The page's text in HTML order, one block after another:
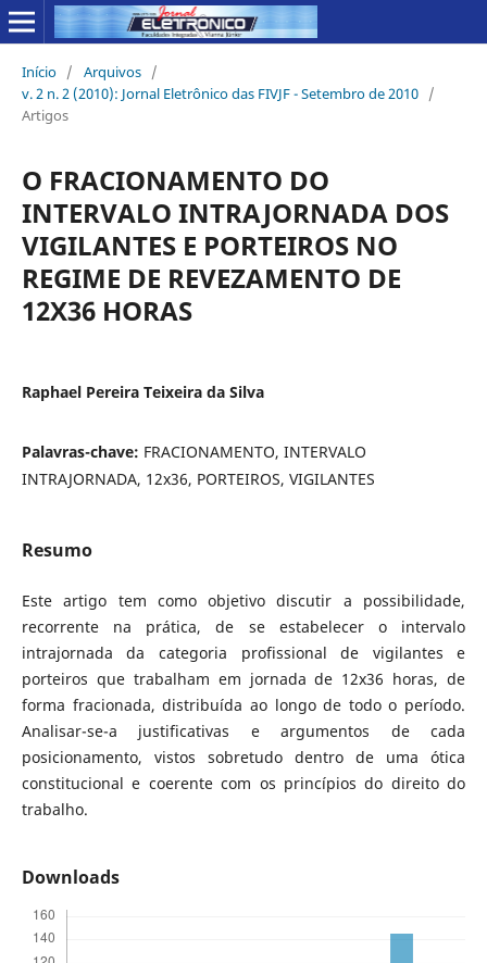
Início / Arquivos /
v. 2 n. 2 (2010): Jornal Eletrônico das FIVJF - Setembro de 2010 /
Artigos
O FRACIONAMENTO DO
INTERVALO INTRAJORNADA DOS
VIGILANTES E PORTEIROS NO
REGIME DE REVEZAMENTO DE
12X36 HORAS
Raphael Pereira Teixeira da Silva
Palavras-chave: FRACIONAMENTO, INTERVALO
INTRAJORNADA, 12x36, PORTEIROS, VIGILANTES
Resumo
Este artigo tem como objetivo discutir a possibilidade,
recorrente na prática, de se estabelecer o intervalo
intrajornada da categoria profissional de vigilantes e
porteiros que trabalham em jornada de 12x36 horas, de
forma fracionada, distribuída ao longo de todo o período.
Analisar-se-a justificativas e argumentos de cada
posicionamento, vistos sobretudo dentro de uma ótica
constitucional e coerente com os princípios do direito do
trabalho.
Downloads